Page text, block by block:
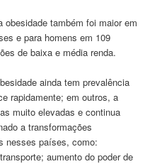
também foi maior em
e para homens em 109
de baixa e média renda.
ainda tem prevalência
rapidamente; em outros, a
muito elevadas e continua
a transformações
nesses países, como:
aumento do poder de